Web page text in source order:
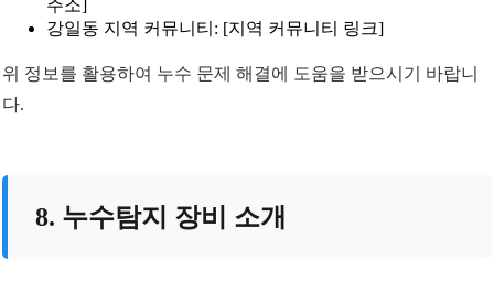
주소]
강일동 지역 커뮤니티: [지역 커뮤니티 링크]
위 정보를 활용하여 누수 문제 해결에 도움을 받으시기 바랍니
다.
8. 누수탐지 장비 소개